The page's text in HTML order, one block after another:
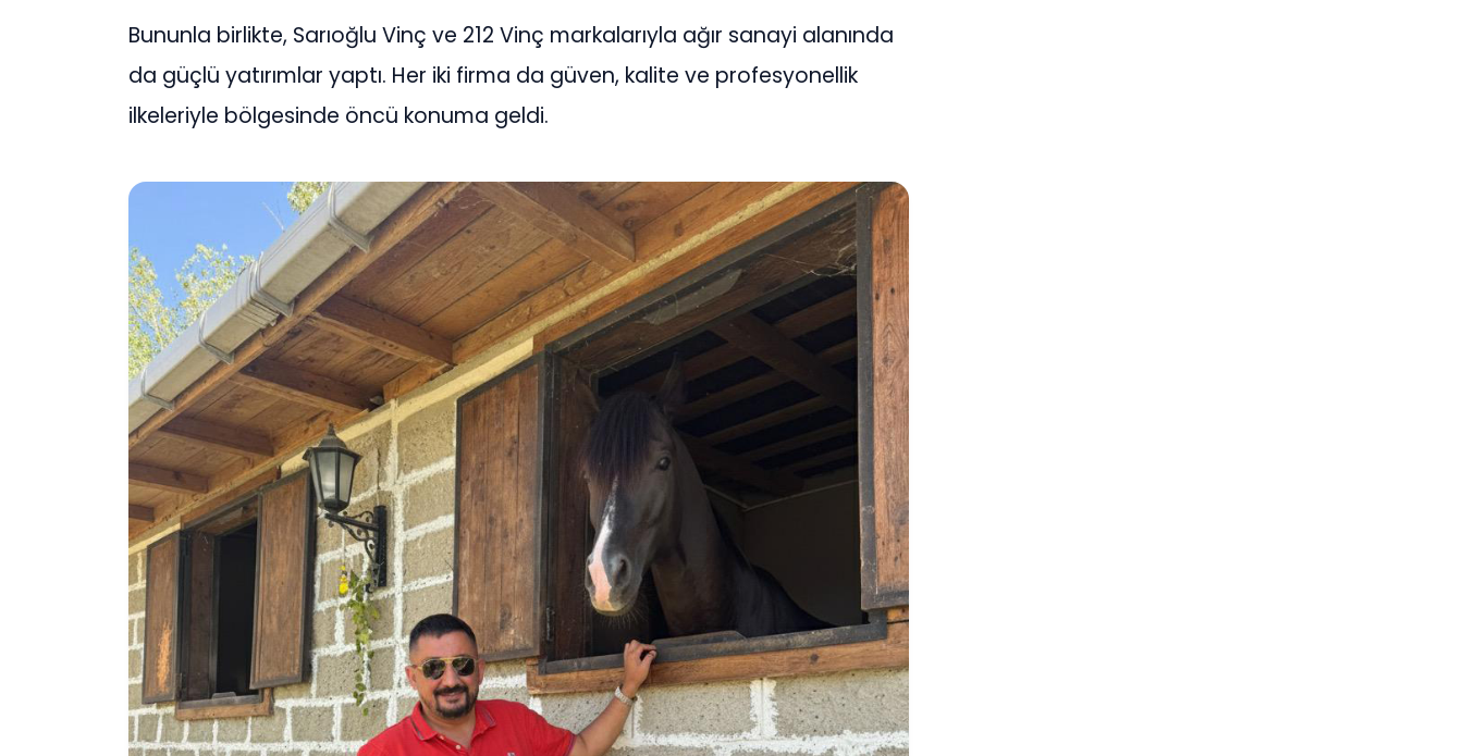
Bununla birlikte, Sarıoğlu Vinç ve 212 Vinç markalarıyla ağır sanayi alanında
da güçlü yatırımlar yaptı. Her iki firma da güven, kalite ve profesyonellik
ilkeleriyle bölgesinde öncü konuma geldi.